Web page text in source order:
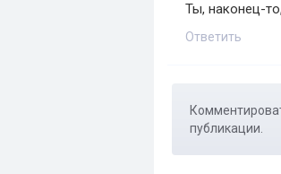
Ты, наконец-
Ответить
публикации.